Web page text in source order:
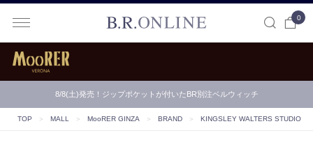
0
8/8(土)発売！ジップポケットが付いたBR別注ベルウィッチ
TOP ＞ MALL ＞ MooRER GINZA ＞ BRAND ＞ KINGSLEY WALTERS STUDIO